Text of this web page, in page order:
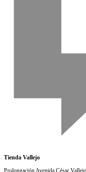
Tienda Vallejo
Prolongación Avenida César